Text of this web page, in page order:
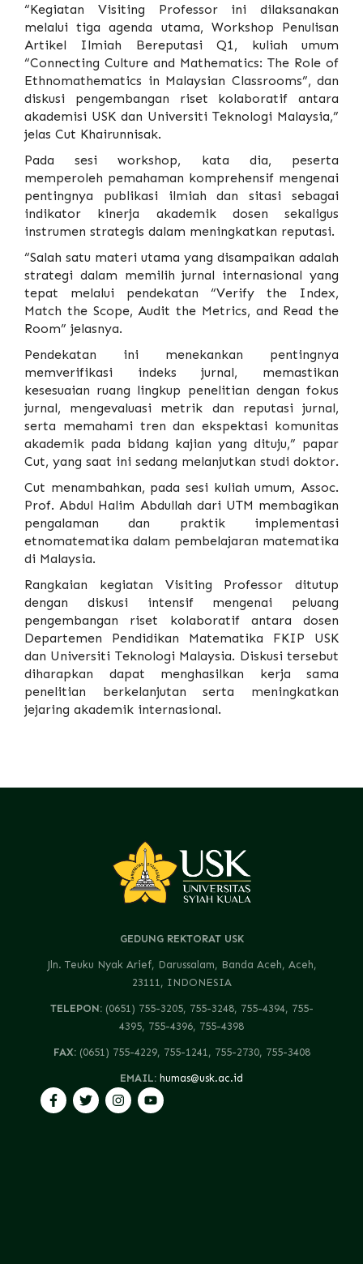
“Kegiatan Visiting Professor ini dilaksanakan
melalui tiga agenda utama, Workshop Penulisan
Artikel Ilmiah Bereputasi Q1, kuliah umum
“Connecting Culture and Mathematics: The Role of
Ethnomathematics in Malaysian Classrooms”, dan
diskusi pengembangan riset kolaboratif antara
akademisi USK dan Universiti Teknologi Malaysia,”
jelas Cut Khairunnisak.
Pada sesi workshop, kata dia, peserta
memperoleh pemahaman komprehensif mengenai
pentingnya publikasi ilmiah dan sitasi sebagai
indikator kinerja akademik dosen sekaligus
instrumen strategis dalam meningkatkan reputasi.
“Salah satu materi utama yang disampaikan adalah
strategi dalam memilih jurnal internasional yang
tepat melalui pendekatan “Verify the Index,
Match the Scope, Audit the Metrics, and Read the
Room” jelasnya.
Pendekatan ini menekankan pentingnya
memverifikasi indeks jurnal, memastikan
kesesuaian ruang lingkup penelitian dengan fokus
jurnal, mengevaluasi metrik dan reputasi jurnal,
serta memahami tren dan ekspektasi komunitas
akademik pada bidang kajian yang dituju,” papar
Cut, yang saat ini sedang melanjutkan studi doktor.
Cut menambahkan, pada sesi kuliah umum, Assoc.
Prof. Abdul Halim Abdullah dari UTM membagikan
pengalaman dan praktik implementasi
etnomatematika dalam pembelajaran matematika
di Malaysia.
Rangkaian kegiatan Visiting Professor ditutup
dengan diskusi intensif mengenai peluang
pengembangan riset kolaboratif antara dosen
Departemen Pendidikan Matematika FKIP USK
dan Universiti Teknologi Malaysia. Diskusi tersebut
diharapkan dapat menghasilkan kerja sama
penelitian berkelanjutan serta meningkatkan
jejaring akademik internasional.
GEDUNG REKTORAT USK
Jln. Teuku Nyak Arief, Darussalam, Banda Aceh, Aceh,
23111, INDONESIA
TELEPON: (0651) 755-3205, 755-3248, 755-4394, 755-
4395, 755-4396, 755-4398
FAX: (0651) 755-4229, 755-1241, 755-2730, 755-3408
EMAIL: humas@usk.ac.id